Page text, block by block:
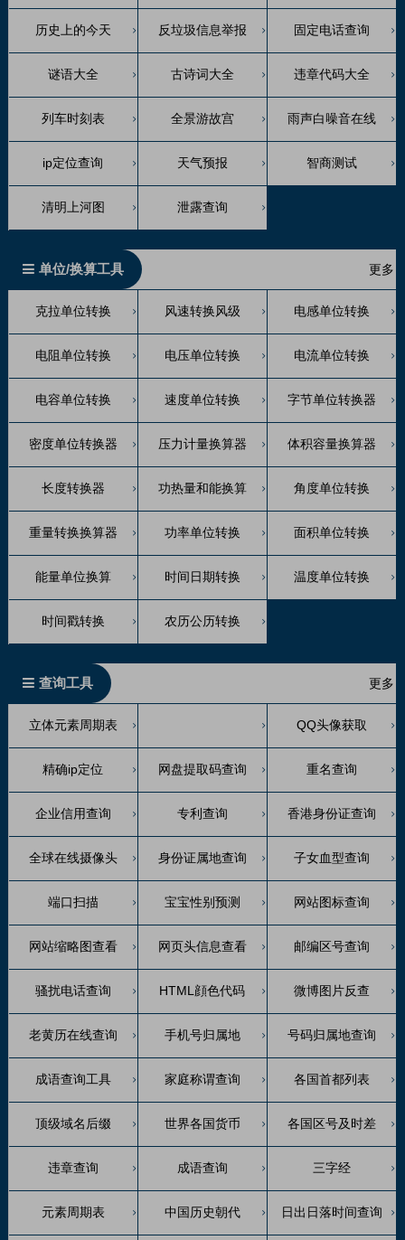
历史上的今天 反垃圾信息举报 固定电话查询
谜语大全 古诗词大全 违章代码大全
列车时刻表 全景游故宫 雨声白噪音在线
ip定位查询 天气预报 智商测试
清明上河图 泄露查询
单位/换算工具 更多
克拉单位转换 风速转换风级 电感单位转换
电阻单位转换 电压单位转换 电流单位转换
电容单位转换 速度单位转换 字节单位转换器
密度单位转换器 压力计量换算器 体积容量换算器
长度转换器 功热量和能换算 角度单位转换
重量转换换算器 功率单位转换 面积单位转换
能量单位换算 时间日期转换 温度单位转换
时间戳转换 农历公历转换
查询工具 更多
立体元素周期表 QQ头像获取
精确ip定位 网盘提取码查询 重名查询
企业信用查询 专利查询 香港身份证查询
全球在线摄像头 身份证属地查询 子女血型查询
端口扫描 宝宝性别预测 网站图标查询
网站缩略图查看 网页头信息查看 邮编区号查询
骚扰电话查询 HTML顔色代码 微博图片反查
老黄历在线查询 手机号归属地 号码归属地查询
成语查询工具 家庭称谓查询 各国首都列表
顶级域名后缀 世界各国货币 各国区号及时差
违章查询 成语查询 三字经
元素周期表 中国历史朝代 日出日落时间查询